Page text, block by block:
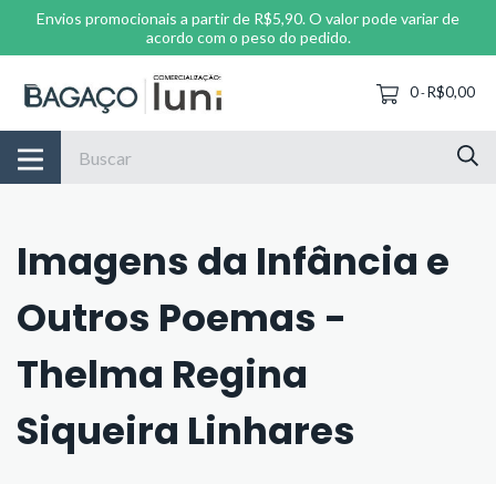
Envios promocionais a partir de R$5,90. O valor pode variar de
acordo com o peso do pedido.
0-R$0,00
Imagens da Infância e
Outros Poemas -
Thelma Regina
Siqueira Linhares